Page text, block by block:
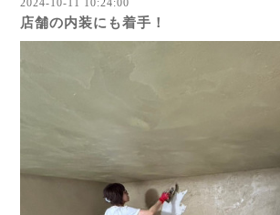
2024-10-11 10:24:00
店舗の内装にも着手！